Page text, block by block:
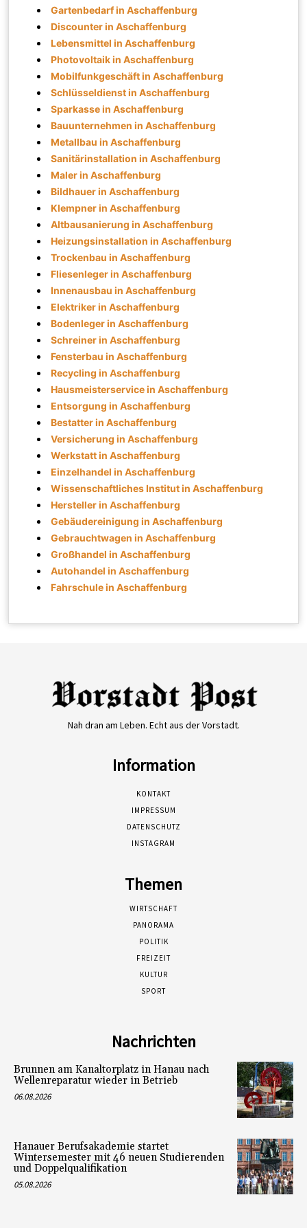
Gartenbedarf in Aschaffenburg
Discounter in Aschaffenburg
Lebensmittel in Aschaffenburg
Photovoltaik in Aschaffenburg
Mobilfunkgeschäft in Aschaffenburg
Schlüsseldienst in Aschaffenburg
Sparkasse in Aschaffenburg
Bauunternehmen in Aschaffenburg
Metallbau in Aschaffenburg
Sanitärinstallation in Aschaffenburg
Maler in Aschaffenburg
Bildhauer in Aschaffenburg
Klempner in Aschaffenburg
Altbausanierung in Aschaffenburg
Heizungsinstallation in Aschaffenburg
Trockenbau in Aschaffenburg
Fliesenleger in Aschaffenburg
Innenausbau in Aschaffenburg
Elektriker in Aschaffenburg
Bodenleger in Aschaffenburg
Schreiner in Aschaffenburg
Fensterbau in Aschaffenburg
Recycling in Aschaffenburg
Hausmeisterservice in Aschaffenburg
Entsorgung in Aschaffenburg
Bestatter in Aschaffenburg
Versicherung in Aschaffenburg
Werkstatt in Aschaffenburg
Einzelhandel in Aschaffenburg
Wissenschaftliches Institut in Aschaffenburg
Hersteller in Aschaffenburg
Gebäudereinigung in Aschaffenburg
Gebrauchtwagen in Aschaffenburg
Großhandel in Aschaffenburg
Autohandel in Aschaffenburg
Fahrschule in Aschaffenburg
Nah dran am Leben. Echt aus der Vorstadt.
Information
KONTAKT
IMPRESSUM
DATENSCHUTZ
INSTAGRAM
Themen
WIRTSCHAFT
PANORAMA
POLITIK
FREIZEIT
KULTUR
SPORT
Nachrichten
Brunnen am Kanaltorplatz in Hanau nach
Wellenreparatur wieder in Betrieb
06.08.2026
Hanauer Berufsakademie startet
Wintersemester mit 46 neuen Studierenden
und Doppelqualifikation
05.08.2026